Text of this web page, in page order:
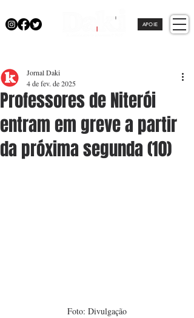
APOIE
Professores de Niterói
entram em greve a partir
da próxima segunda (10)
Jornal Daki
4 de fev. de 2025
Foto: Divulgação